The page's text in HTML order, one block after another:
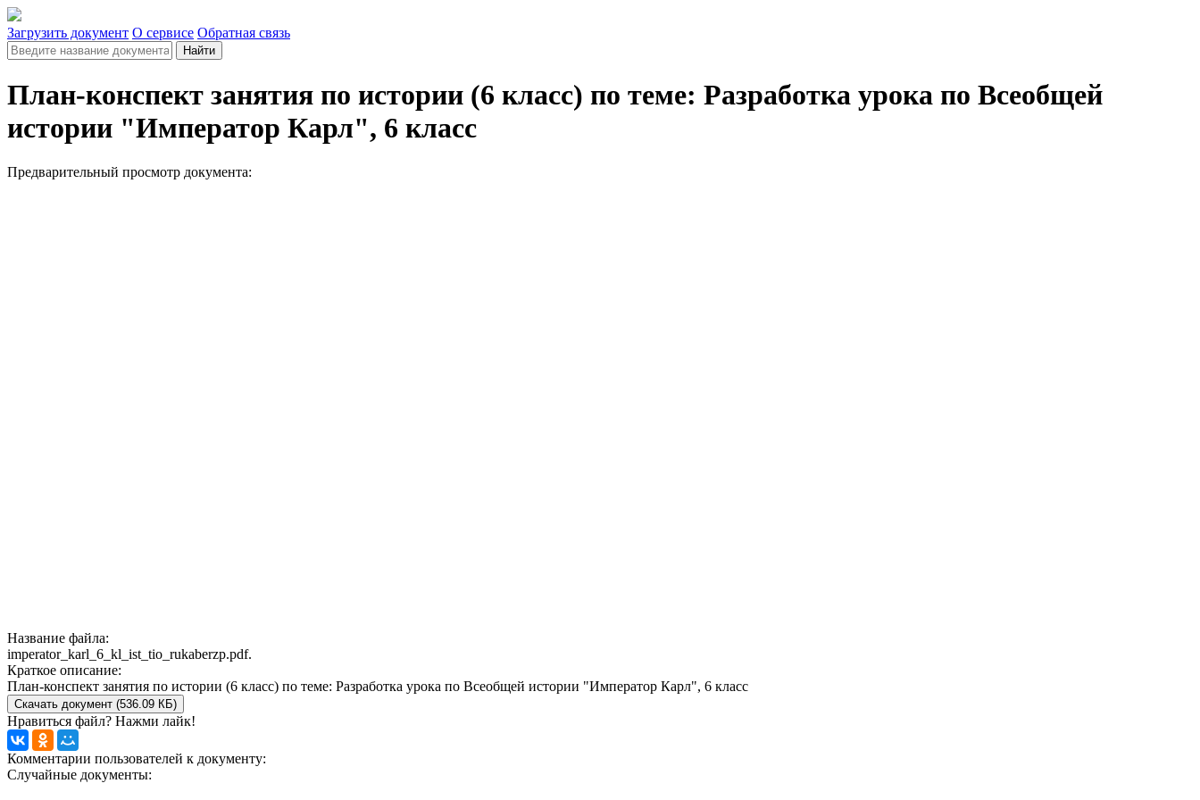
Загрузить документ О сервисе Обратная связь
Найти
План-конспект занятия по истории (6 класс) по теме: Разработка урока по Всеобщей
истории "Император Карл", 6 класс
Предварительный просмотр документа:
Название файла:
imperator_karl_6_kl_ist_tio_rukaberzp.pdf.
Краткое описание:
План-конспект занятия по истории (6 класс) по теме: Разработка урока по Всеобщей истории "Император Карл", 6 класс
Скачать документ (536.09 КБ)
Нравиться файл? Нажми лайк!
Комментарии пользователей к документу:
Случайные документы: